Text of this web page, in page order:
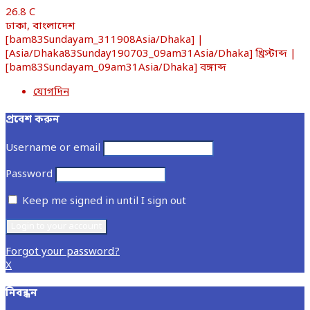
26.8 C
ঢাকা, বাংলাদেশ
[bam83Sundayam_311908Asia/Dhaka] |
[Asia/Dhaka83Sunday190703_09am31Asia/Dhaka] খ্রিস্টাব্দ |
[bam83Sundayam_09am31Asia/Dhaka] বঙ্গাব্দ
যোগদিন
প্রবেশ করুন
Username or email
Password
Keep me signed in until I sign out
Forgot your password?
X
নিবন্ধন